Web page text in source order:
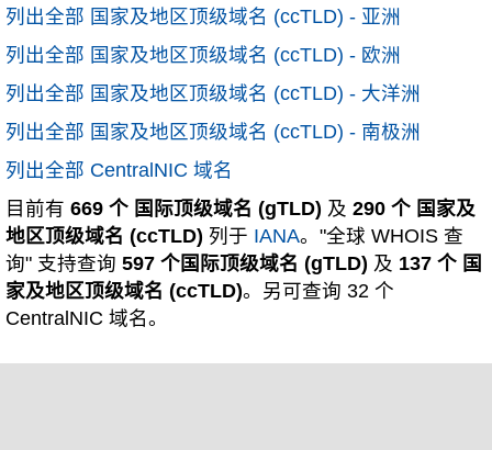
列出全部 国家及地区顶级域名 (ccTLD) - 亚洲
列出全部 国家及地区顶级域名 (ccTLD) - 欧洲
列出全部 国家及地区顶级域名 (ccTLD) - 大洋洲
列出全部 国家及地区顶级域名 (ccTLD) - 南极洲
列出全部 CentralNIC 域名
目前有 669 个 国际顶级域名 (gTLD) 及 290 个 国家及
地区顶级域名 (ccTLD) 列于 IANA。"全球 WHOIS 查
询" 支持查询 597 个国际顶级域名 (gTLD) 及 137 个 国
家及地区顶级域名 (ccTLD)。另可查询 32 个
CentralNIC 域名。